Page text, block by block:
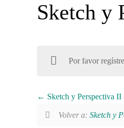
Sketch y
Por favor
Sketch y Perspectiva II
Volver a: Sketch y